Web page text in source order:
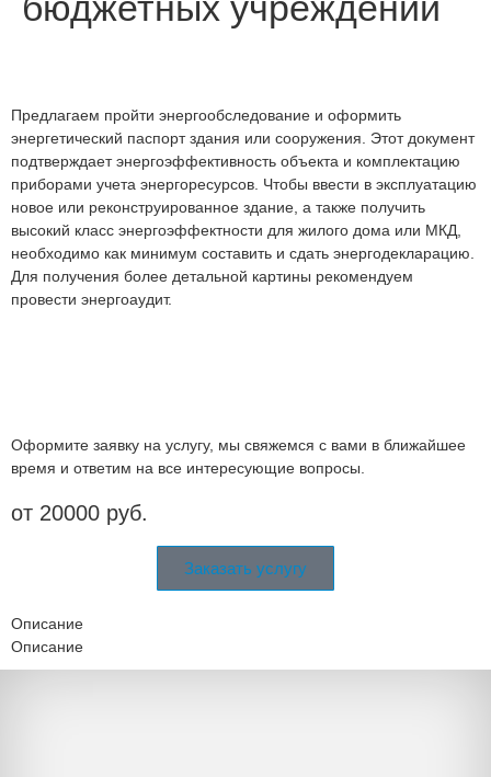
Предлагаем пройти энергообследование и оформить
энергетический паспорт здания или сооружения. Этот документ
подтверждает энергоэффективность объекта и комплектацию
приборами учета энергоресурсов. Чтобы ввести в эксплуатацию
новое или реконструированное здание, а также получить
высокий класс энергоэффектности для жилого дома или МКД,
необходимо как минимум составить и сдать энергодекларацию.
Для получения более детальной картины рекомендуем
провести энергоаудит.
Оформите заявку на услугу, мы свяжемся с вами в ближайшее
время и ответим на все интересующие вопросы.
от 20000 руб.
Заказать услугу
Описание
Описание